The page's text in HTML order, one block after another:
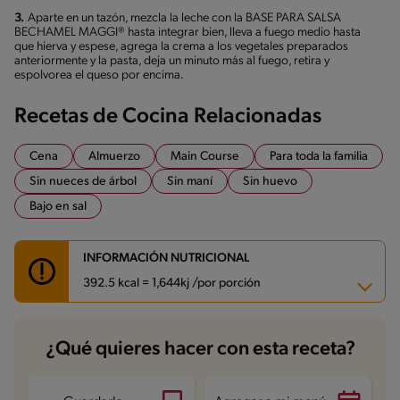
3. Aparte en un tazón, mezcla la leche con la BASE PARA SALSA
BECHAMEL MAGGI® hasta integrar bien, lleva a fuego medio hasta
que hierva y espese, agrega la crema a los vegetales preparados
anteriormente y la pasta, deja un minuto más al fuego, retira y
espolvorea el queso por encima.
Recetas de Cocina Relacionadas
Cena Almuerzo Main Course
Para toda la familia
Sin nueces de árbol
Sin maní
Sin huevo
Bajo en sal
INFORMACIÓN NUTRICIONAL
392.5 kcal = 1,644kj /por porción
Carbohidratos 59.9 g
Energía 392.5 kcal
¿Qué quieres hacer con esta receta?